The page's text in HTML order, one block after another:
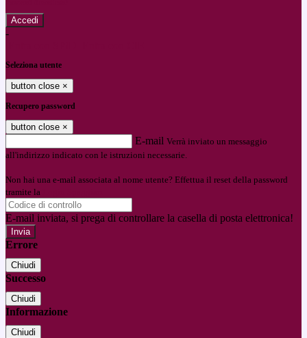
-
Seleziona utente
button close ×
Recupero password
button close ×
E-mail Verrà inviato un messaggio
all'indirizzo indicato con le istruzioni necessarie.
Non hai una e-mail associata al nome utente? Effettua il reset della password
tramite la
E-mail inviata, si prega di controllare la casella di posta elettronica!
Errore
Chiudi
Successo
Chiudi
Informazione
Chiudi